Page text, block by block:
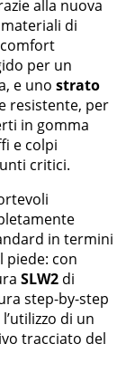
alla nuova
di
per un
e uno strato
resistente, per
in gomma
e colpi
critici.
in termini
piede: con
SLW2 di
step-by-step
di un
tracciato del